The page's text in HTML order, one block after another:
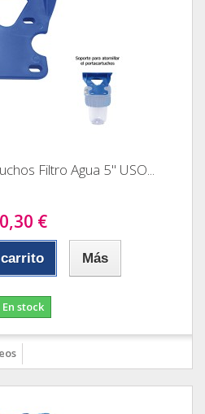
Filtro Agua 5" USO...
0,30 €
Más
En stock